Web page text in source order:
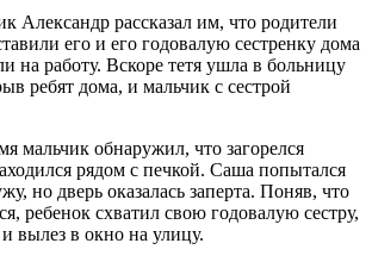
Александр рассказал им, что родители
его и его годовалую сестренку дома
на работу. Вскоре тетя ушла в больницу
ребят дома, и мальчик с сестрой
мальчик обнаружил, что загорелся
рядом с печкой. Саша попытался
но дверь оказалась заперта. Поняв, что
ребенок схватил свою годовалую сестру,
вылез в окно на улицу.